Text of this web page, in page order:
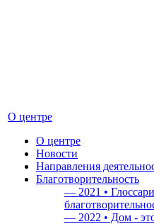
О центре
О центре
Новости
Направления
Благотворительность
— 2021 •
— 2022 • Дом -